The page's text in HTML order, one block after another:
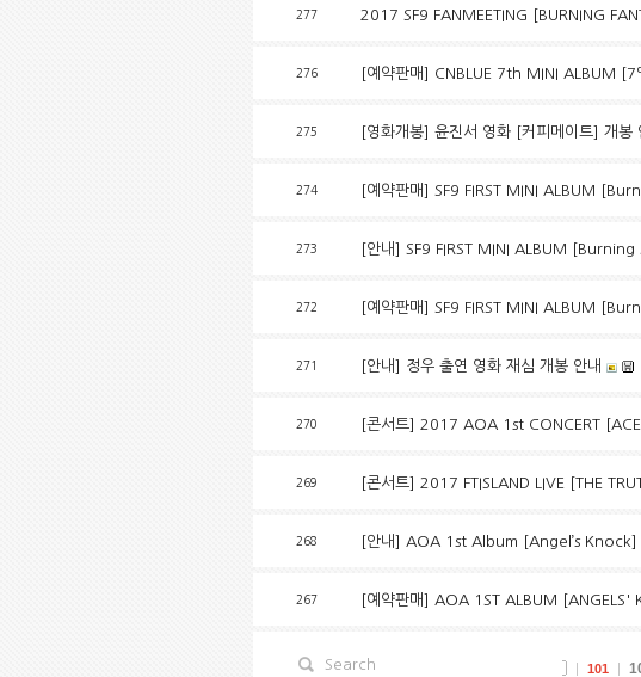
277 2017 SF9 FANMEETING [BURNING
276 [예약판매] CNBLUE 7th MINI ALBUM
275 [영화개봉] 윤진서 영화 [커피메이트] 개봉
274 [예약판매] SF9 FIRST MINI ALBUM
273 [안내] SF9 FIRST MINI ALBUM
272 [예약판매] SF9 FIRST MINI ALBUM
271 [안내] 정우 출연 영화 재심 개봉 안내
270 [콘서트] 2017 AOA 1st CONCERT [ACE
269 [콘서트] 2017 FTISLAND LIVE [THE
268 [안내] AOA 1st Album [Angel’s Knock]
267 [예약판매] AOA 1ST ALBUM [ANGELS'
101
Search